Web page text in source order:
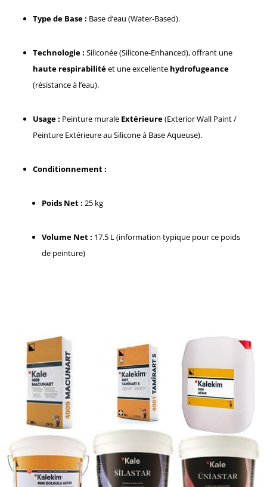
Type de Base : Base d’eau (Water-Based).
Technologie : Siliconée (Silicone-Enhanced), offrant une
haute respirabilitéet une excellente hydrofugeance
(résistance à l’eau).
Usage : Peinture murale Extérieure(Exterior Wall Paint /
Peinture Extérieure au Silicone à Base Aqueuse).
Conditionnement :
Poids Net : 25 kg
Volume Net : 17.5 L (information typique pour ce poids
de peinture)